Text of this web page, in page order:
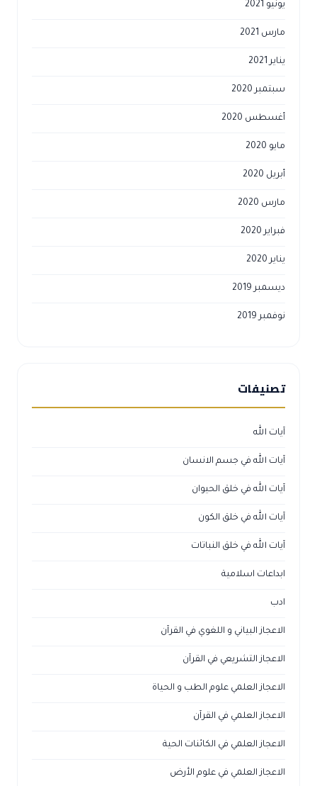
يونيو 2021
مارس 2021
يناير 2021
سبتمبر 2020
أغسطس 2020
مايو 2020
أبريل 2020
مارس 2020
فبراير 2020
يناير 2020
ديسمبر 2019
نوفمبر 2019
تصنيفات
آيات الله
آيات الله في جسم الانسان
آيات الله في خلق الحيوان
آيات الله في خلق الكون
آيات الله في خلق النباتات
ابداعات اسلامية
ادب
الاعجاز البياني و اللغوي في القرآن
الاعجاز التشريعي في القرآن
الاعجاز العلمي علوم الطب و الحياة
الاعجاز العلمي في القرآن
الاعجاز العلمي في الكائنات الحية
الاعجاز العلمي في علوم الأرض